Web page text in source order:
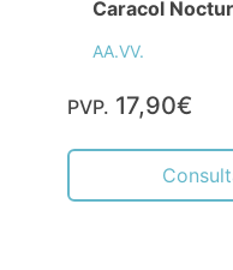
Caracol
AA.VV.
PVP. 17,90€